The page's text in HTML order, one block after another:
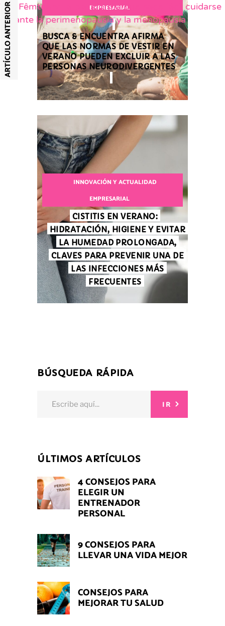
ARTÍCULO ANTERIOR
The Fêmtuary: la plataforma que hace fácil cuidarse
durante la perimenopausia y la menopausia
EMPRESARIAL
BUSCA & ENCUENTRA AFIRMA
QUE LAS NORMAS DE VESTIR EN
VERANO PUEDEN EXCLUIR A LAS
PERSONAS NEURODIVERGENTES
INNOVACIÓN Y ACTUALIDAD
EMPRESARIAL
CISTITIS EN VERANO:
HIDRATACIÓN, HIGIENE Y EVITAR
LA HUMEDAD PROLONGADA,
CLAVES PARA PREVENIR UNA DE
LAS INFECCIONES MÁS
FRECUENTES
BÚSQUEDA RÁPIDA
IR
ÚLTIMOS ARTÍCULOS
4 CONSEJOS PARA
ELEGIR UN
ENTRENADOR
PERSONAL
9 CONSEJOS PARA
LLEVAR UNA VIDA MEJOR
CONSEJOS PARA
MEJORAR TU SALUD